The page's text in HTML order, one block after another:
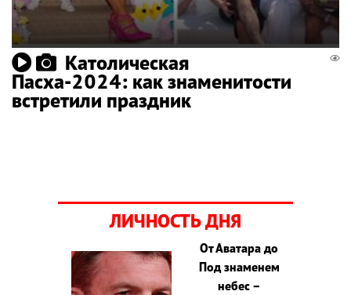
Католическая
Пасха-2024: как знаменитости
встретили праздник
ЛИЧНОСТЬ ДНЯ
От Аватара до
Под знаменем
небес –